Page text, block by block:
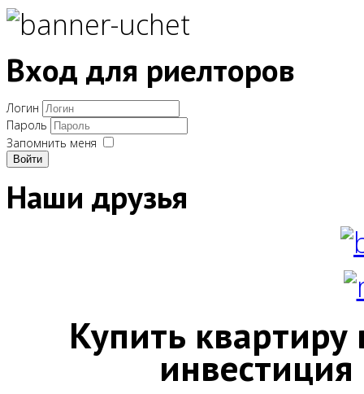
Вход для риелторов
Логин
Пароль
Запомнить меня
Войти
Наши друзья
Купить